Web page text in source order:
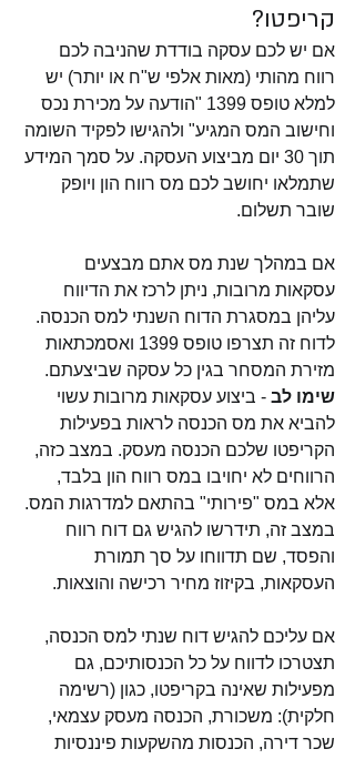
קריפטו?
אם יש לכם עסקה בודדת שהניבה לכם
רווח מהותי (מאות אלפי ש"ח או יותר) יש
למלא טופס 1399 "הודעה על מכירת נכס
וחישוב המס המגיע" ולהגישו לפקיד השומה
תוך 30 יום מביצוע העסקה. על סמך המידע
שתמלאו יחושב לכם מס רווח הון ויופק
שובר תשלום.
אם במהלך שנת מס אתם מבצעים
עסקאות מרובות, ניתן לרכז את הדיווח
עליהן במסגרת הדוח השנתי למס הכנסה.
לדוח זה תצרפו טופס 1399 ואסמכתאות
מזירת המסחר בגין כל עסקה שביצעתם.
שימו לב - ביצוע עסקאות מרובות עשוי
להביא את מס הכנסה לראות בפעילות
הקריפטו שלכם הכנסה מעסק. במצב כזה,
הרווחים לא יחויבו במס רווח הון בלבד,
אלא במס "פירותי" בהתאם למדרגות המס.
במצב זה, תידרשו להגיש גם דוח רווח
והפסד, שם תדווחו על סך תמורת
העסקאות, בקיזוז מחיר רכישה והוצאות.
אם עליכם להגיש דוח שנתי למס הכנסה,
תצטרכו לדווח על כל הכנסותיכם, גם
מפעילות שאינה בקריפטו, כגון (רשימה
חלקית): משכורת, הכנסה מעסק עצמאי,
שכר דירה, הכנסות מהשקעות פיננסיות